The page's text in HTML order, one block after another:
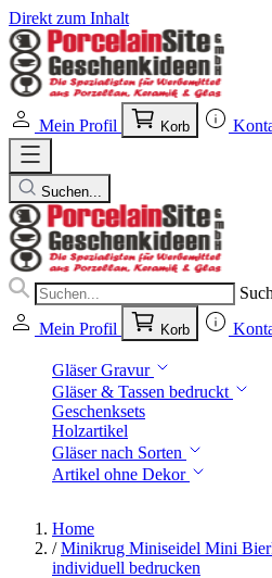
Direkt zum Inhalt
Mein Profil Korb
Suchen...
Mein Profil Korb
Gläser Gravur
Gläser & Tassen bedruckt
Geschenksets
Holzartikel
Gläser nach Sorten
Artikel ohne Dekor
Home
/ Minikrug Miniseidel Mini
individuell bedrucken